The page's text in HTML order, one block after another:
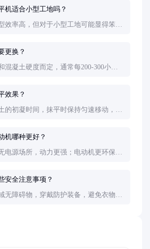
机适合小型工地吗？
效率高，但对于小型工地可能显得笨
更换？
混凝土硬度而定，通常每200-300小时
效果？
的初凝时间，抹平时保持匀速移动，避
机哪种更好？
电源场所，动力更强；电动机更环保、
安全注意事项？
无障碍物，穿戴防护装备，避免衣物被